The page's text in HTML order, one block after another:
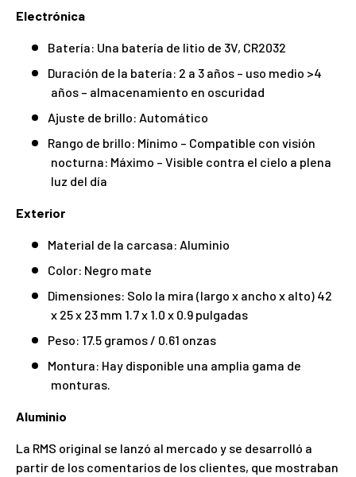
Electrónica
Batería: Una batería de litio de 3V, CR2032
Duración de la batería: 2 a 3 años – uso medio >4
años – almacenamiento en oscuridad
Ajuste de brillo: Automático
Rango de brillo: Mínimo – Compatible con visión
nocturna: Máximo – Visible contra el cielo a plena
luz del día
Exterior
Material de la carcasa: Aluminio
Color: Negro mate
Dimensiones: Solo la mira (largo x ancho x alto) 42
x 25 x 23 mm 1.7 x 1.0 x 0.9 pulgadas
Peso: 17.5 gramos / 0.61 onzas
Montura: Hay disponible una amplia gama de
monturas.
Aluminio
La RMS original se lanzó al mercado y se desarrolló a
partir de los comentarios de los clientes, que mostraban